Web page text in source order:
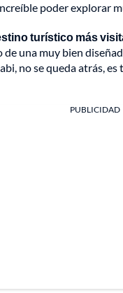
poder explorar
turístico más
de una muy bien
no se queda atrás,
PUBLICIDAD